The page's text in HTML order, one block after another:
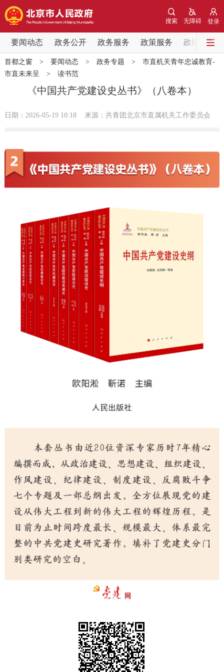
登录
无障碍
搜索
要闻动态 政务公开 政务服务 政策服务 政民互动
要闻动态
党中央精神 国务院信息 中央部委动态
北京要闻 会议信息 部门动态
各区热点
政务公开
市领导 机构职能 政策服务
政策解读
决策公开 专题公开
政务服务
个人服务 法人服务
便民服务 利企服务
阳光政务
参与调查 在线访谈 图说互动
走进北京
北京概况 十六区概览 人文北京
绿色北京 图说北京 视频北京
多语种
ENGLISH
FRANÇAIS
首都之窗> 要闻动态> 政务专题 > 市直机关青年忠诚教育-
市直未来呈 > 读书范
《中国共产党建设史丛书》（八卷本）
日期：2026-05-19 10:18 来源：共青团北京市直属机关工作委员会